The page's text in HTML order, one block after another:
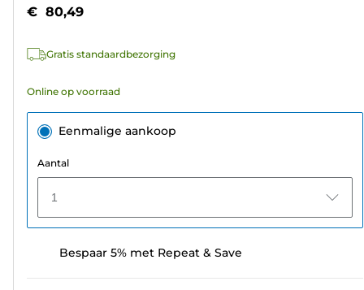
sterren.
beoordelingen
€ 80,49
Gratis standaardbezorging
Online op voorraad
Eenmalige aankoop
Aantal
1
Bespaar 5% met Repeat & Save